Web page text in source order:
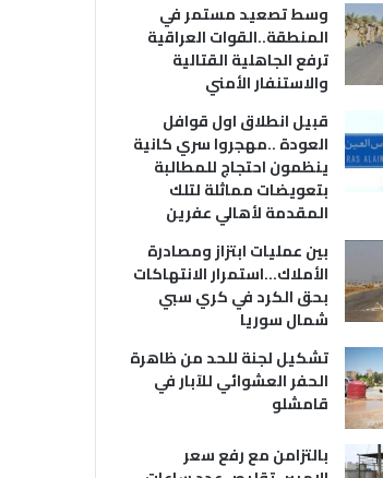
وسط تصعيد مستمر في
المنطقة..القوات العراقية
ترفع الجاهلية القتالية
والاستنفار الأمني
قبيل انطلاق اول قوافل
العودة ..مهجروا سري كانية
ينظمون احتجاج للمطالبة
بتعويضات مماثلة لتلك
المقدمة لأهالي عفرين
بين عمليات ابتزاز ومصادرة
الأملاك…استمرار الانتهاكات
بحق الكرد في كري سبي
شمال سوريا
تشكيل لجنة للحد من ظاهرة
الحفر العشوائي للآبار في
قامشلو
بالتزامن مع رفع سعر